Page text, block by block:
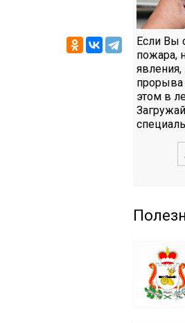
Если Вы
пожара,
прорыва
этом в